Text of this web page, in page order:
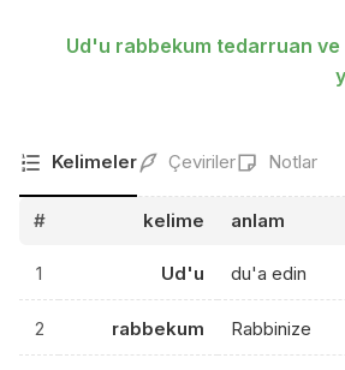
Ud'u rabbekum tedarruan
Kelimeler Çeviriler Notlar
# kelime anlam
1 Ud'u du'a edin
2 rabbekum Rabbinize